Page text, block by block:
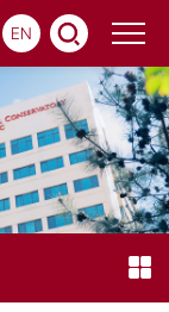
EN